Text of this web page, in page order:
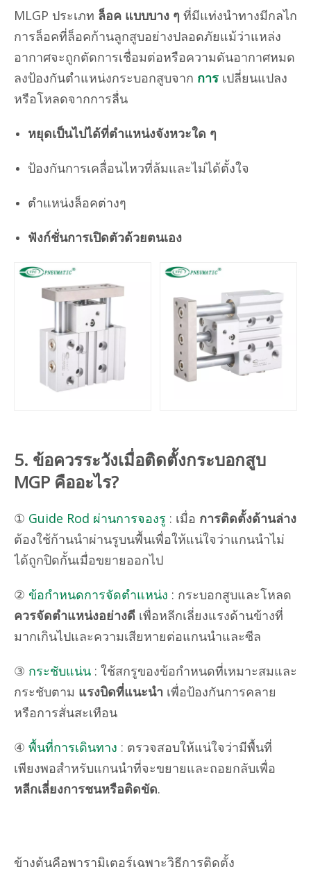
MLGP ประเภท ล็อค แบบบาง ๆ ที่มีแท่งนำทางมีกลไก
การล็อคที่ล็อคก้านลูกสูบอย่างปลอดภัยแม้ว่าแหล่ง
อากาศจะถูกตัดการเชื่อมต่อหรือความดันอากาศหมด
ลงป้องกันตำแหน่งกระบอกสูบจาก การ เปลี่ยนแปลง
หรือโหลดจากการลื่น
หยุดเป็นไปได้ที่ตำแหน่งจังหวะใด ๆ
ป้องกันการเคลื่อนไหวที่ล้มและไม่ได้ตั้งใจ
ตำแหน่งล็อคต่างๆ
ฟังก์ชั่นการเปิดตัวด้วยตนเอง
5. ข้อควรระวังเมื่อติดตั้งกระบอกสูบ
MGP คืออะไร?
① Guide Rod ผ่านการจองรู : เมื่อ การติดตั้งด้านล่าง
ต้องใช้ก้านนำผ่านรูบนพื้นเพื่อให้แน่ใจว่าแกนนำไม่
ได้ถูกปิดกั้นเมื่อขยายออกไป
② ข้อกำหนดการจัดตำแหน่ง : กระบอกสูบและโหลด
ควรจัดตำแหน่งอย่างดี เพื่อหลีกเลี่ยงแรงด้านข้างที่
มากเกินไปและความเสียหายต่อแกนนำและซีล
③ กระชับแน่น : ใช้สกรูของข้อกำหนดที่เหมาะสมและ
กระชับตาม แรงบิดที่แนะนำ เพื่อป้องกันการคลาย
หรือการสั่นสะเทือน
④ พื้นที่การเดินทาง : ตรวจสอบให้แน่ใจว่ามีพื้นที่
เพียงพอสำหรับแกนนำที่จะขยายและถอยกลับเพื่อ
หลีกเลี่ยงการชนหรือติดขัด.
ข้างต้นคือพารามิเตอร์เฉพาะวิธีการติดตั้ง